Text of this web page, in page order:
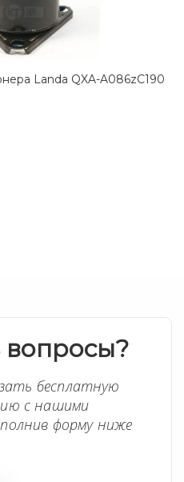
Landa QXA-A086zC190
вопросы?
бесплатную
с нашими
форму ниже